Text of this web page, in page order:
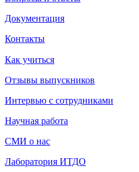
Документация
Контакты
Как учиться
Отзывы выпускников
Интервью с сотрудниками
Научная работа
СМИ о нас
Лаборатория ИТДО